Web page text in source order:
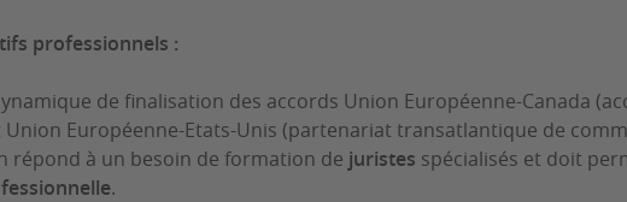
professionnels :
de finalisation des accords Union Européenne-Canada
Union Européenne-Etats-Unis (partenariat transatlantique de
répond à un besoin de formation de juristes spécialisés et doit
.